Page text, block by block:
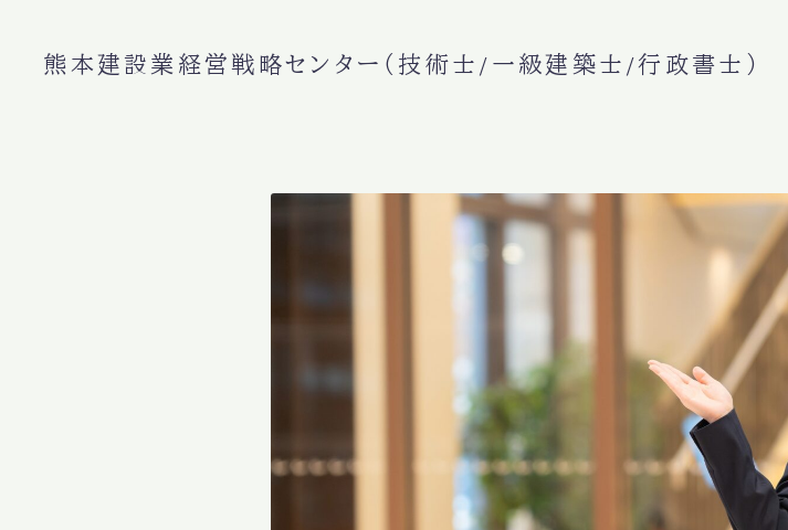
熊本建設業経営戦略センター（技術士/一級建築士/行政書士）